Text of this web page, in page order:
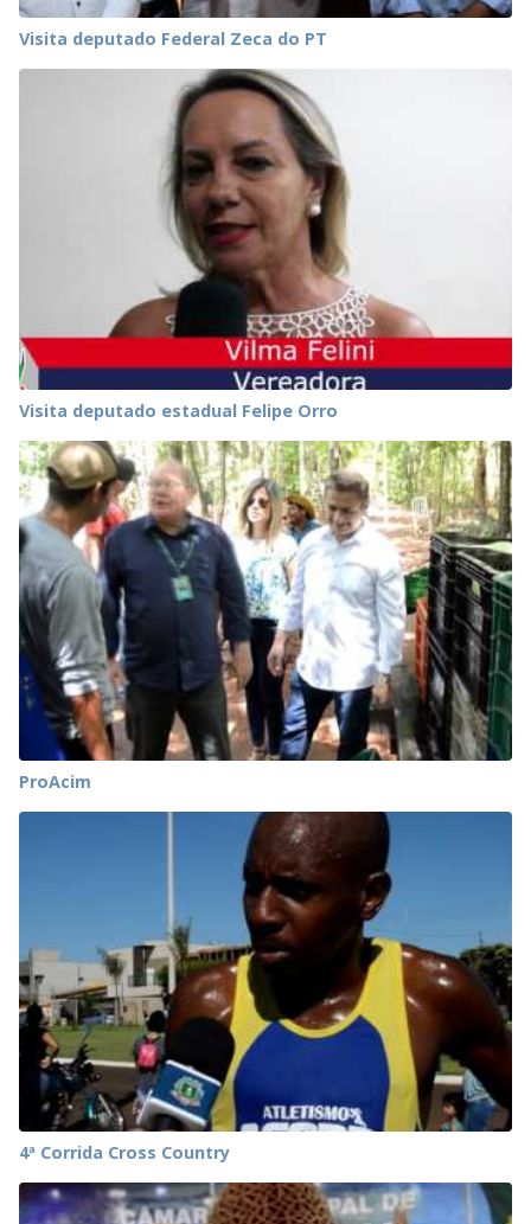
Visita deputado Federal Zeca do PT
Visita deputado estadual Felipe Orro
ProAcim
4ª Corrida Cross Country